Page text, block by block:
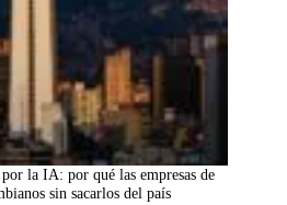
la IA: por qué las empresas de
sin sacarlos del país